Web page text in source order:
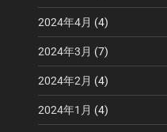
2024年4月 (4)
2024年3月 (7)
2024年2月 (4)
2024年1月 (4)